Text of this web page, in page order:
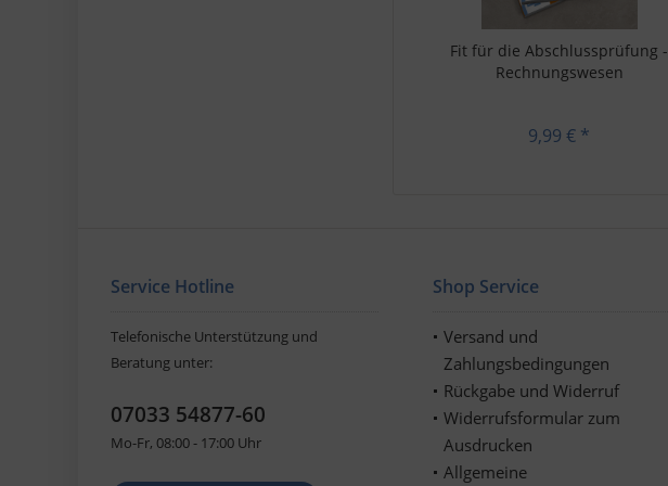
Fit für die Abschlussprüfung -
Rechnungswesen
9,99 € *
Service Hotline
Telefonische Unterstützung und
Beratung unter:
07033 54877-60
Mo-Fr, 08:00 - 17:00 Uhr
Shop Service
Versand und
Zahlungsbedingungen
Rückgabe und Widerruf
Widerrufsformular zum
Ausdrucken
Allgemeine